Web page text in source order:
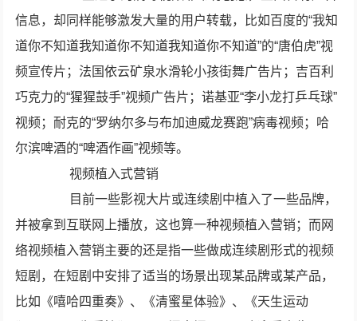
信息，却同样能够激发大量的用户转载，比如百度的“我知
道你不知道我知道你不知道我知道你不知道”的“唐伯虎”视
频宣传片；法国依云矿泉水滑轮小孩街舞广告片；吉百利
巧克力的“猩猩鼓手”视频广告片；诺基亚“李小龙打乒乓球”
视频；耐克的“罗纳尔多与布加迪威龙赛跑”病毒视频；哈
尔滨啤酒的“啤酒作画”视频等。
视频植入式营销
目前一些影视大片或连续剧中植入了一些品牌，
并被拿到互联网上播放，这也算一种视频植入营销；而网
络视频植入营销主要的还是指一些做成连续剧形式的视频
短剧，在短剧中安排了适当的场景出现某品牌或某产品，
比如《嘻哈四重奏》、《清蜜星体验》、《天生运动